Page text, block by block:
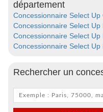
département
Concessionnaire Select
Concessionnaire Select Up
Concessionnaire Select
Concessionnaire Select Up
Rechercher un